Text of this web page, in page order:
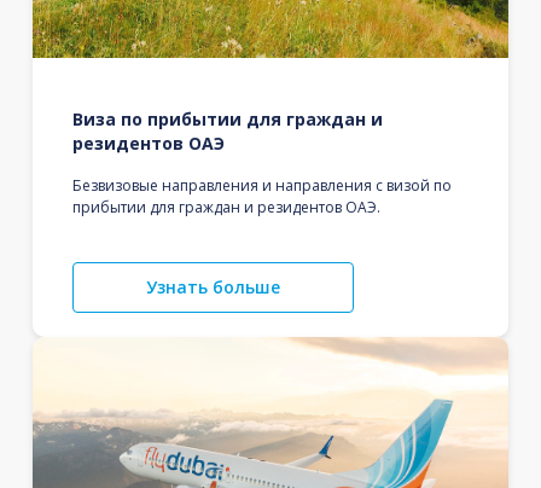
Виза по прибытии для граждан и
резидентов ОАЭ
Безвизовые направления и направления с визой по
прибытии для граждан и резидентов ОАЭ.
Узнать больше